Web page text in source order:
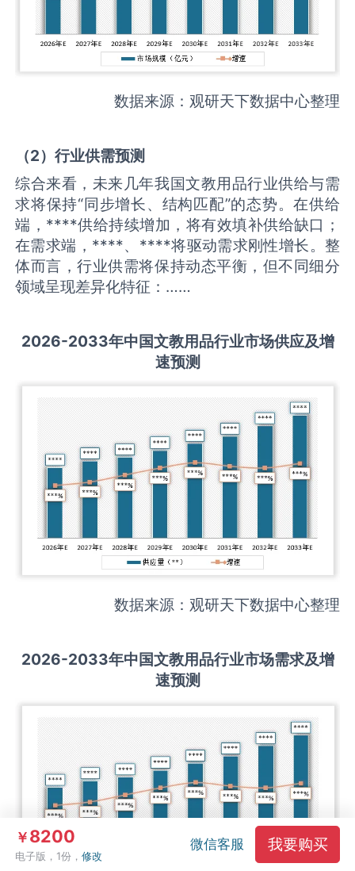
数据来源：观研天下数据中心整理
（2）行业供需预测
综合来看，未来几年我国文教用品行业供给与需
求将保持“同步增长、结构匹配”的态势。在供给
端，****供给持续增加，将有效填补供给缺口；
在需求端，****、****将驱动需求刚性增长。整
体而言，行业供需将保持动态平衡，但不同细分
领域呈现差异化特征：……
2026-2033年中国文教用品行业市场供应及增
速预测
数据来源：观研天下数据中心整理
2026-2033年中国文教用品行业市场需求及增
速预测
￥8200
电子版，1份，修改
微信客服 我要购买